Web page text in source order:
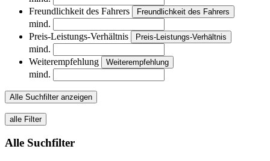
Freundlichkeit des Fahrers
Freundlichkeit des Fahrers
mind.
Preis-Leistungs-Verhältnis
Preis-Leistungs-Verhältnis
mind.
Weiterempfehlung
Weiterempfehlung
mind.
Alle Suchfilter anzeigen
alle Filter
Alle Suchfilter